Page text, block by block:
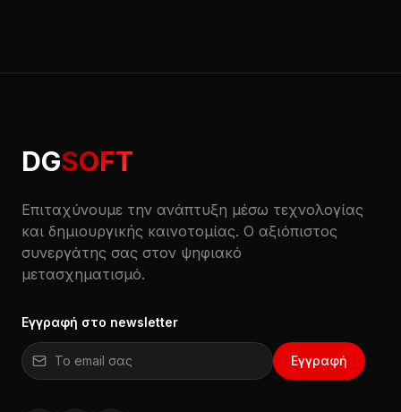
DGSOFT
Επιταχύνουμε την ανάπτυξη μέσω τεχνολογίας
και δημιουργικής καινοτομίας. Ο αξιόπιστος
συνεργάτης σας στον ψηφιακό
μετασχηματισμό.
Εγγραφή στο newsletter
Email για εγγραφή στο newsletter Εγγραφή